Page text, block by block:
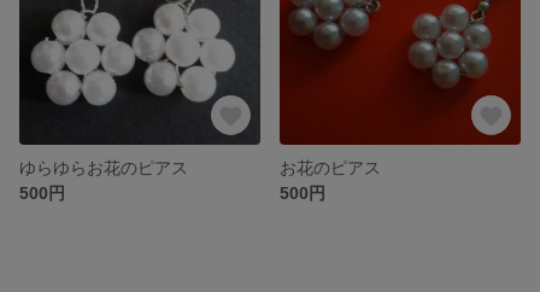
ゆらゆらお花のピアス
500円
お花のピアス
500円